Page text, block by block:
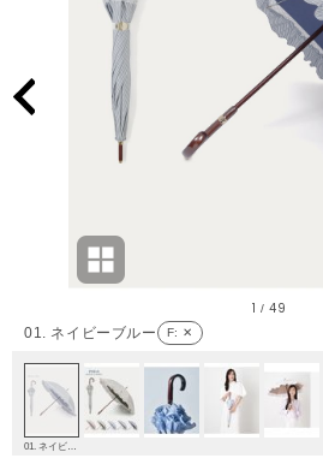
01. ネイビーブルー F: ✕
1 /49